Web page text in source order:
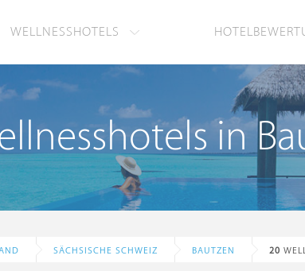
WELLNESSHOTELS
in
SÄCHSISCHE SCHWEIZ BAUTZEN 20